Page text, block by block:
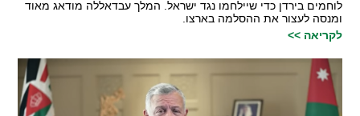
לוחמים בירדן כדי שיילחמו נגד ישראל. המלך עבדאללה מודאג מאוד
ומנסה לעצור את ההסלמה בארצו.
לקריאה >>